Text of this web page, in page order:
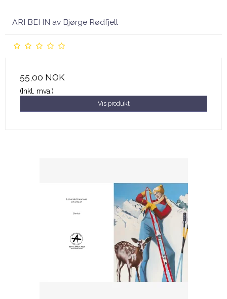
ARI BEHN av Bjørge Rødfjell
55,00 NOK
(Inkl. mva.)
Vis produkt